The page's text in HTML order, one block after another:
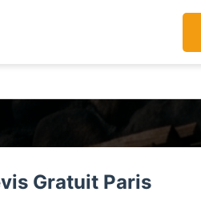
Gratuit Paris